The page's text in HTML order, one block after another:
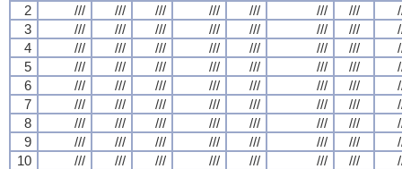
2
/// /// /// /// /// /// ///
3
/// /// /// /// /// /// ///
4
/// /// /// /// /// /// ///
5
/// /// /// /// /// /// ///
6
/// /// /// /// /// /// ///
7
/// /// /// /// /// /// ///
8
/// /// /// /// /// /// ///
9
/// /// /// /// /// /// ///
10
/// /// /// /// /// /// ///